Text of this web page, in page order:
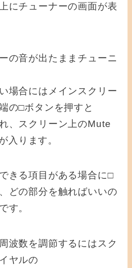
にチューナーの画面が表
の音が出たままチューニ
場合にはメインスクリー
の□ボタンを押すと
、スクリーン上のMute
入ります。
きる項目がある場合に□
どの部分を触ればいいの
す。
波数を調節するにはスク
ヤルの